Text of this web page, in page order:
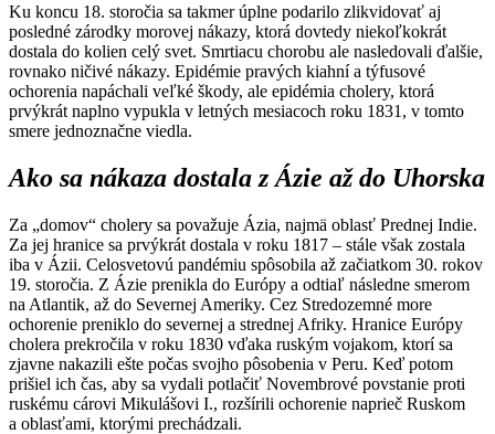
Ku koncu 18. storočia sa takmer úplne podarilo zlikvidovať aj
posledné zárodky morovej nákazy, ktorá dovtedy niekoľkokrát
dostala do kolien celý svet. Smrtiacu chorobu ale nasledovali ďalšie,
rovnako ničivé nákazy. Epidémie pravých kiahní a týfusové
ochorenia napáchali veľké škody, ale epidémia cholery, ktorá
prvýkrát naplno vypukla v letných mesiacoch roku 1831, v tomto
smere jednoznačne viedla.
Ako sa nákaza dostala z Ázie až do Uhorska
Za „domov“ cholery sa považuje Ázia, najmä oblasť Prednej Indie.
Za jej hranice sa prvýkrát dostala v roku 1817 – stále však zostala
iba v Ázii. Celosvetovú pandémiu spôsobila až začiatkom 30. rokov
19. storočia. Z Ázie prenikla do Európy a odtiaľ následne smerom
na Atlantik, až do Severnej Ameriky. Cez Stredozemné more
ochorenie preniklo do severnej a strednej Afriky. Hranice Európy
cholera prekročila v roku 1830 vďaka ruským vojakom, ktorí sa
zjavne nakazili ešte počas svojho pôsobenia v Peru. Keď potom
prišiel ich čas, aby sa vydali potlačiť Novembrové povstanie proti
ruskému cárovi Mikulášovi I., rozšírili ochorenie naprieč Ruskom
a oblasťami, ktorými prechádzali.